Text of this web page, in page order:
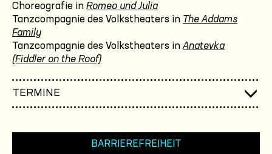
Choreografie in Romeo und Julia
Tanzcompagnie des Volkstheaters in The Addams
Family
Tanzcompagnie des Volkstheaters in Anatevka
(Fiddler on the Roof)
TERMINE
BARRIEREFREIHEIT